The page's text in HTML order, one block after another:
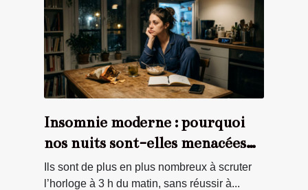
Insomnie moderne : pourquoi
nos nuits sont-elles menacées
par nos assiettes ?
Ils sont de plus en plus nombreux à scruter
l’horloge à 3 h du matin, sans réussir à...